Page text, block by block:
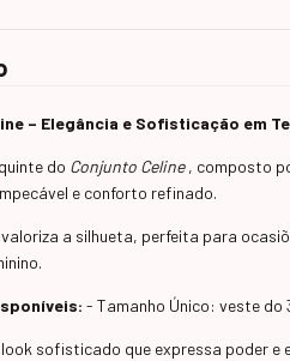
– Elegância e Sofisticação em
do Conjunto Celine, composto
e conforto refinado.
a silhueta, perfeita para
- Tamanho Único: veste do
sofisticado que expressa poder e